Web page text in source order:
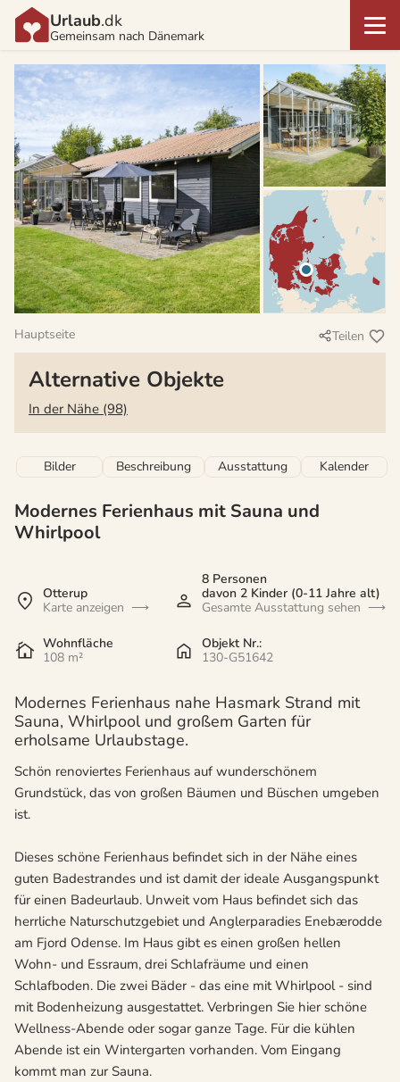
Urlaub.dk
Gemeinsam nach Dänemark
Hauptseite Teilen
Alternative Objekte
In der Nähe (98)
Bilder Beschreibung Ausstattung Kalender
Modernes Ferienhaus mit Sauna und
Whirlpool
Otterup
Karte anzeigen
8 Personen
davon 2 Kinder (0-11 Jahre alt)
Gesamte Ausstattung sehen
Wohnfläche
108 m²
Objekt Nr.:
130-G51642
Modernes Ferienhaus nahe Hasmark Strand mit
Sauna, Whirlpool und großem Garten für
erholsame Urlaubstage.
Schön renoviertes Ferienhaus auf wunderschönem
Grundstück, das von großen Bäumen und Büschen umgeben
ist.
Dieses schöne Ferienhaus befindet sich in der Nähe eines
guten Badestrandes und ist damit der ideale Ausgangspunkt
für einen Badeurlaub. Unweit vom Haus befindet sich das
herrliche Naturschutzgebiet und Anglerparadies Enebærodde
am Fjord Odense. Im Haus gibt es einen großen hellen
Wohn- und Essraum, drei Schlafräume und einen
Schlafboden. Die zwei Bäder - das eine mit Whirlpool - sind
mit Bodenheizung ausgestattet. Verbringen Sie hier schöne
Wellness-Abende oder sogar ganze Tage. Für die kühlen
Abende ist ein Wintergarten vorhanden. Vom Eingang
kommt man zur Sauna.